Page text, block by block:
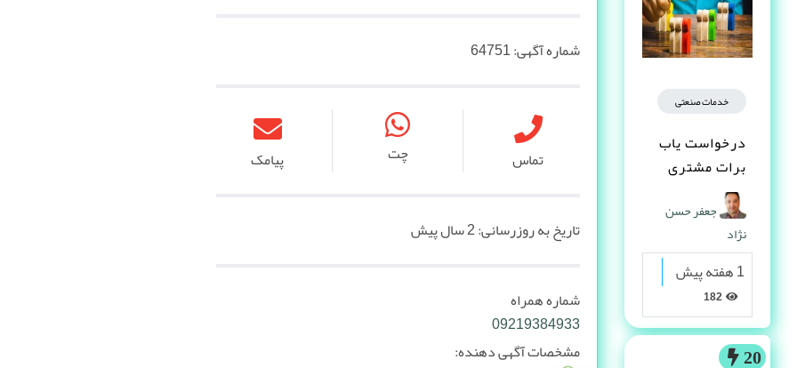
خدمات صنعتی
درخواست یاب
برات مشتری
پیدا می کنه
جعفر حسن
نژاد
1 هفته پیش
20
شماره آگهی:64751
تماس چت پیامک
تاریخ به روزرسانی:2 سال پیش
شماره همراه
09219384933
مشخصات آگهی دهنده: